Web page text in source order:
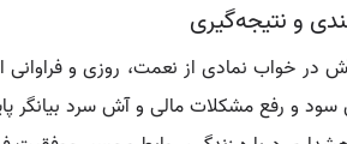
و نتیجه‌گیری
در خواب نمادی از نعمت، روزی و
سود و رفع مشکلات مالی و آش سرد بیانگر